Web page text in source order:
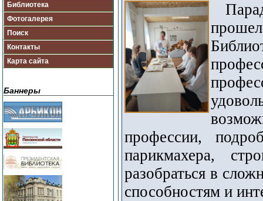
Библиотека
Фотогалерея
Поиск
Контакты
Карта сайта
Баннеры
профессии,
парикмахера,
разобраться в
способностям и